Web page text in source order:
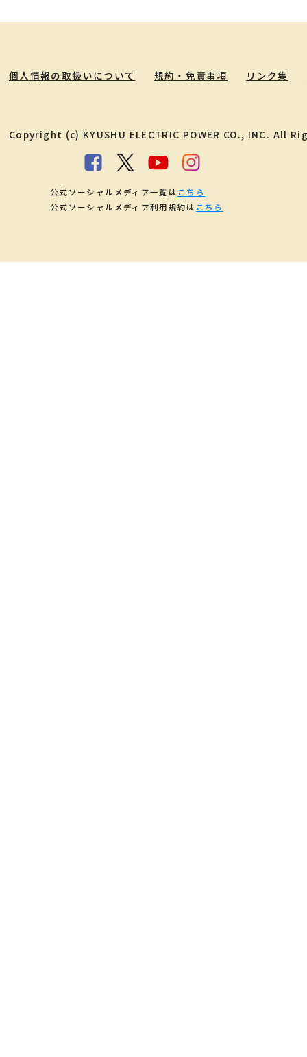
個人情報の取扱いについて 規約・免責事項 リンク集
Copyright (c) KYUSHU ELECTRIC POWER CO., INC. All
公式ソーシャルメディア一覧は こちら
公式ソーシャルメディア利用規約は こちら